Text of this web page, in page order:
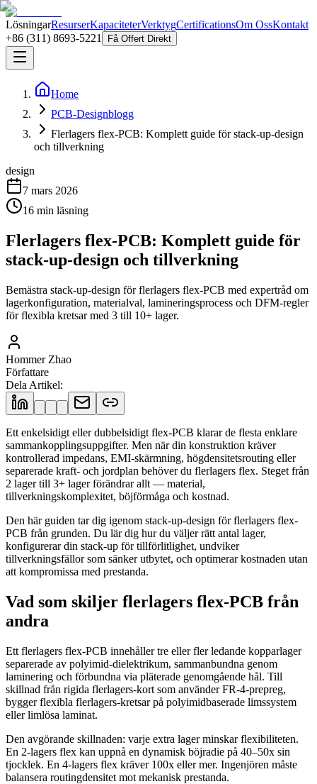
LösningarResurserKapaciteterVerktygCertificationsOm OssKontakt
+86 (311) 8693-5221
Få Offert Direkt
Home
PCB-Designblogg
Flerlagers flex-PCB: Komplett guide för stack-up-design
och tillverkning
design
7 mars 2026
16 min läsning
Flerlagers flex-PCB: Komplett guide för
stack-up-design och tillverkning
Bemästra stack-up-design för flerlagers flex-PCB med expertråd om
lagerkonfiguration, materialval, lamineringsprocess och DFM-regler
för flexibla kretsar med 3 till 10+ lager.
Hommer Zhao
Författare
Dela Artikel:
Ett enkelsidigt eller dubbelsidigt flex-PCB klarar de flesta enklare
sammankopplingsuppgifter. Men när din konstruktion kräver
kontrollerad impedans, EMI-skärmning, högdensitetsrouting eller
separerade kraft- och jordplan behöver du flerlagers flex. Steget från
2 lager till 3+ lager förändrar allt — material,
tillverkningskomplexitet, böjförmåga och kostnad.
Den här guiden tar dig igenom stack-up-design för flerlagers flex-
PCB från grunden. Du lär dig hur du väljer rätt antal lager,
konfigurerar din stack-up för tillförlitlighet, undviker
tillverkningsfällor som sänker utbytet, och optimerar kostnaden utan
att kompromissa med prestanda.
Vad som skiljer flerlagers flex-PCB från
andra
Ett flerlagers flex-PCB innehåller tre eller fler ledande kopparlager
separerade av polyimid-dielektrikum, sammanbundna genom
laminering och förbundna via pläterade genomgående hål. Till
skillnad från rigida flerlagers-kort som använder FR-4-prepreg,
bygger flexibla flerlagers-kretsar på polyimidbaserade limssystem
eller limlösa laminat.
Den avgörande skillnaden: varje extra lager minskar flexibiliteten.
En 2-lagers flex kan uppnå en dynamisk böjradie på 40–50x sin
tjocklek. En 4-lagers flex kräver 100x eller mer. Ingenjören måste
balansera routingdensitet mot mekanisk prestanda.